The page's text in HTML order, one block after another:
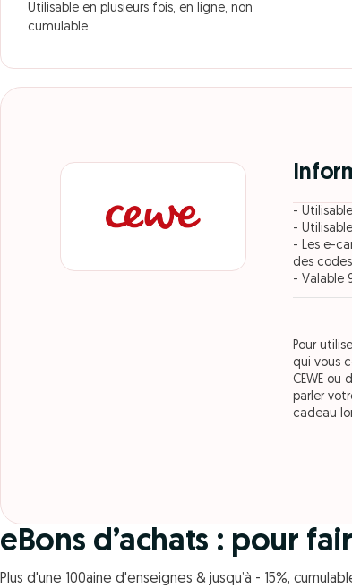
Utilisable en plusieurs fois, en ligne, non
cumulable
-
-
- Les e-
des
- Valable
Pour
qui vous
CEWE
parler
cadeau
eBons d’achats : pour
Plus d'une 100aine d'enseignes & jusqu’à - 15%,